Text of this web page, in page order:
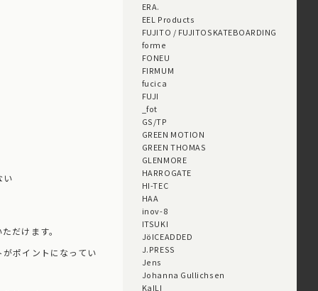
い
だけます。
ポイントになってい
ERA.
EEL Products
FUJITO / FUJITOSKATEBOARDING
forme
FONEU
FIRMUM
fucica
FUJI
_fot
GS/TP
GREEN MOTION
GREEN THOMAS
GLENMORE
HARROGATE
HI-TEC
HAA
inov-8
ITSUKI
JöICEADDED
J.PRESS
Jens
Johanna Gullichsen
KaILI